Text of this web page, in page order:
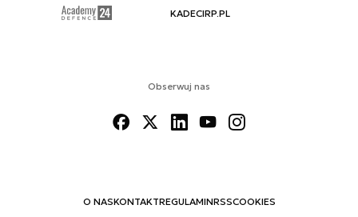
Obserwuj nas
O NASKONTAKTREGULAMINRSSCOOKIES
KADECIRP.PL